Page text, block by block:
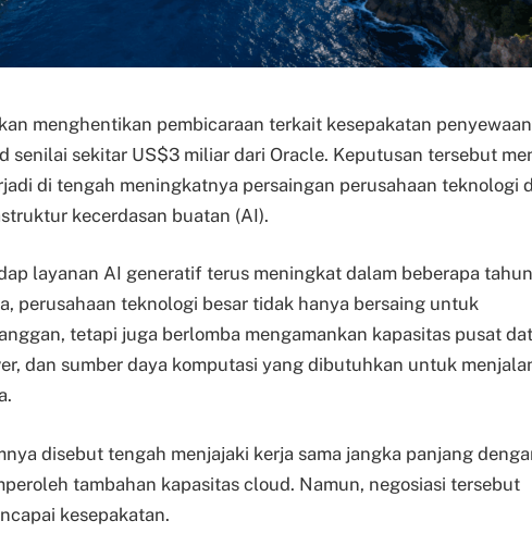
menghentikan pembicaraan terkait kesepakatan penyewaan
senilai sekitar US$3 miliar dari Oracle. Keputusan tersebut
di tengah meningkatnya persaingan perusahaan teknologi
kecerdasan buatan (AI).
layanan AI generatif terus meningkat dalam beberapa tahun
perusahaan teknologi besar tidak hanya bersaing untuk
tetapi juga berlomba mengamankan kapasitas pusat
dan sumber daya komputasi yang dibutuhkan untuk
disebut tengah menjajaki kerja sama jangka panjang
tambahan kapasitas cloud. Namun, negosiasi tersebut
kesepakatan.